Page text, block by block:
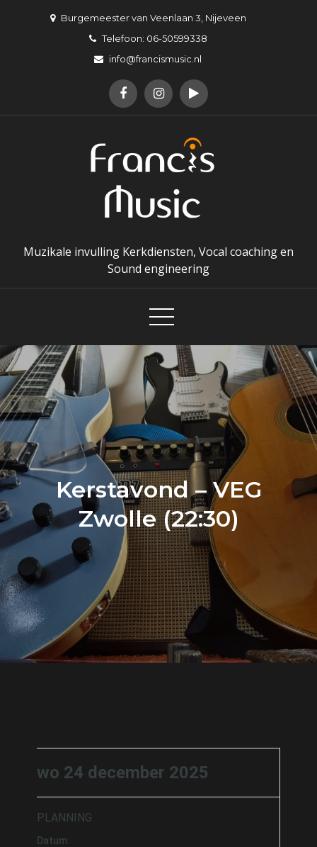
Burgemeester van Veenlaan 3, Nijeveen
Telefoon: 06-50599338
info@francismusic.nl
Muzikale invulling Kerkdiensten, Vocal coaching en
Sound engineering
Kerstavond – VEG
Zwolle (22:30)
wo 24 december 2025
PLANNING
Datum: